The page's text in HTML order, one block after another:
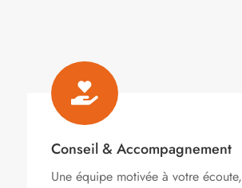

Conseil & Accompagnement
Une équipe motivée à votre